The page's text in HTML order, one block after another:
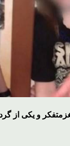
و یکی از